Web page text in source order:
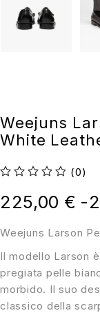
Weejuns
White
(0)
Weejuns Larson
Il modello Larson
pregiata pelle
morbido. Il suo
classico della
225,00 € -